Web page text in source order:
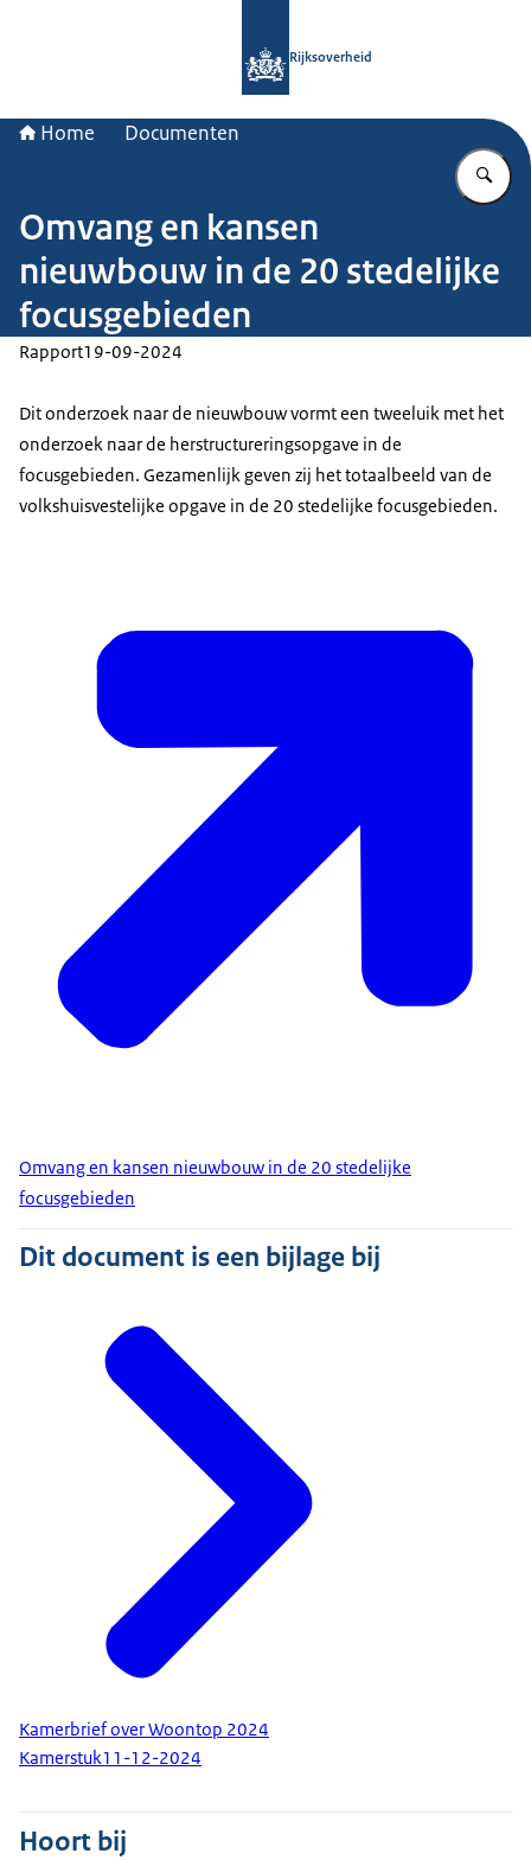
Rijksoverheid
Home Documenten
Omvang en kansen
nieuwbouw in de 20 stedelijke
focusgebieden
Rapport19-09-2024
Dit onderzoek naar de nieuwbouw vormt een tweeluik met het
onderzoek naar de herstructureringsopgave in de
focusgebieden. Gezamenlijk geven zij het totaalbeeld van de
volkshuisvestelijke opgave in de 20 stedelijke focusgebieden.
Omvang en kansen nieuwbouw in de 20 stedelijke
focusgebieden
Dit document is een bijlage bij
Kamerbrief over Woontop 2024
Kamerstuk11-12-2024
Hoort bij